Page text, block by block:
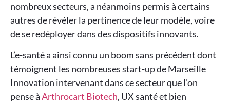
nombreux secteurs, a néanmoins permis à certains
autres de révéler la pertinence de leur modèle, voire
de se redéployer dans des dispositifs innovants.
L’e-santé a ainsi connu un boom sans précédent dont
témoignent les nombreuses start-up de Marseille
Innovation intervenant dans ce secteur que l’on
pense àArthrocart Biotech, UX santé et bien